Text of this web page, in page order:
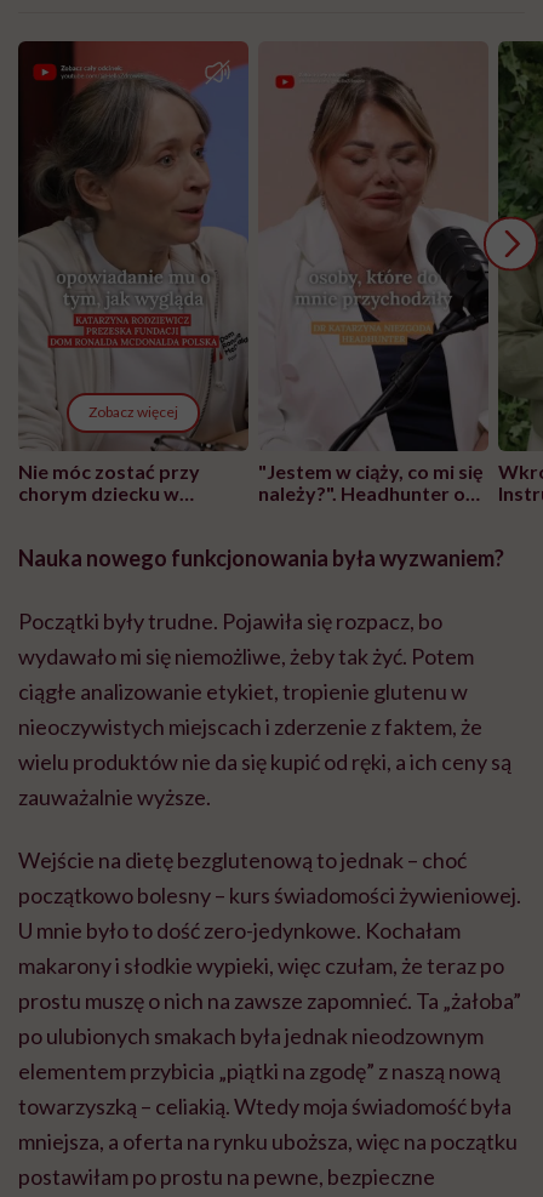
Zobacz więcej
Nie móc zostać przy
chorym dziecku w
może chyba tylko
"Jestem w ciąży, co mi się
należy?". Headhunter o
pracy
Nauka nowego funkcjonowania była wyzwaniem?
Początki były trudne. Pojawiła się rozpacz, bo
wydawało mi się niemożliwe, żeby tak żyć. Potem
ciągłe analizowanie etykiet, tropienie glutenu w
nieoczywistych miejscach i zderzenie z faktem, że
wielu produktów nie da się kupić od ręki, a ich ceny są
zauważalnie wyższe.
Wejście na dietę bezglutenową to jednak – choć
początkowo bolesny – kurs świadomości żywieniowej.
U mnie było to dość zero-jedynkowe. Kochałam
makarony i słodkie wypieki, więc czułam, że teraz po
prostu muszę o nich na zawsze zapomnieć. Ta „żałoba”
po ulubionych smakach była jednak nieodzownym
elementem przybicia „piątki na zgodę” z naszą nową
towarzyszką – celiakią. Wtedy moja świadomość była
mniejsza, a oferta na rynku uboższa, więc na początku
postawiłam po prostu na pewne, bezpieczne